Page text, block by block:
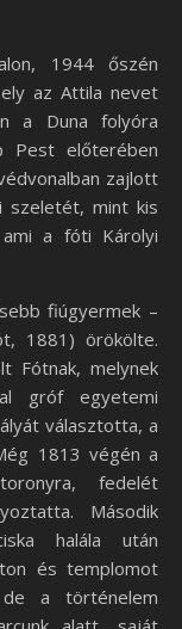
1944 őszén
az Attila nevet
a Duna folyóra
Pest előterében
zajlott
szeletét, mint kis
a fóti Károlyi
fiúgyermek –
1881) örökölte.
Fótnak, melynek
gróf egyetemi
választotta, a
1813 végén a
fedelét
Második
halála után
és templomot
a történelem